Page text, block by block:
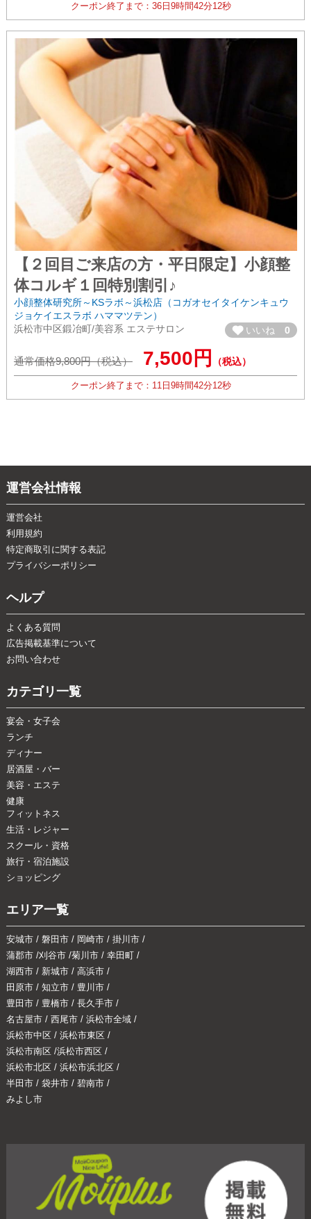
クーポン終了まで： 36日 9時間42分11秒
【２回目ご来店の方・平日限定】小顔整
体コルギ１回特別割引♪
小顔整体研究所～KSラボ～浜松店（コガオセイタイケンキュウ
ジョケイエスラボ ハママツテン）
浜松市中区鍛冶町/美容系 エステサロン
いいね0
通常価格9,800円（税込） 7,500円 （税込）
クーポン終了まで： 11日 9時間42分11秒
運営会社情報
運営会社
利用規約
特定商取引に関する表記
プライバシーポリシー
ヘルプ
よくある質問
広告掲載基準について
お問い合わせ
カテゴリ一覧
宴会・女子会
ランチ
ディナー
居酒屋・バー
美容・エステ
健康
フィットネス
生活・レジャー
スクール・資格
旅行・宿泊施設
ショッピング
エリア一覧
安城市/ 磐田市/ 岡崎市/ 掛川市/
蒲郡市/刈谷市/菊川市/ 幸田町/
湖西市/ 新城市/ 高浜市/
田原市/ 知立市/ 豊川市/
豊田市/ 豊橋市/ 長久手市/
名古屋市/ 西尾市/ 浜松市全域/
浜松市中区 / 浜松市東区 /
浜松市南区 /浜松市西区 /
浜松市北区 / 浜松市浜北区 /
半田市/ 袋井市/ 碧南市/
みよし市